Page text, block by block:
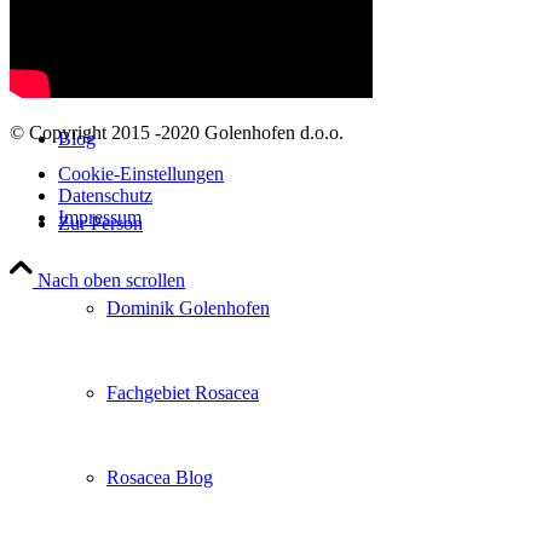
Blog
Zur Person
Dominik Golenhofen
Fachgebiet Rosacea
Rosacea Blog
© Copyright 2015 -2020 Golenhofen d.o.o.
Cookie-Einstellungen
Datenschutz
Impressum
Nach oben scrollen